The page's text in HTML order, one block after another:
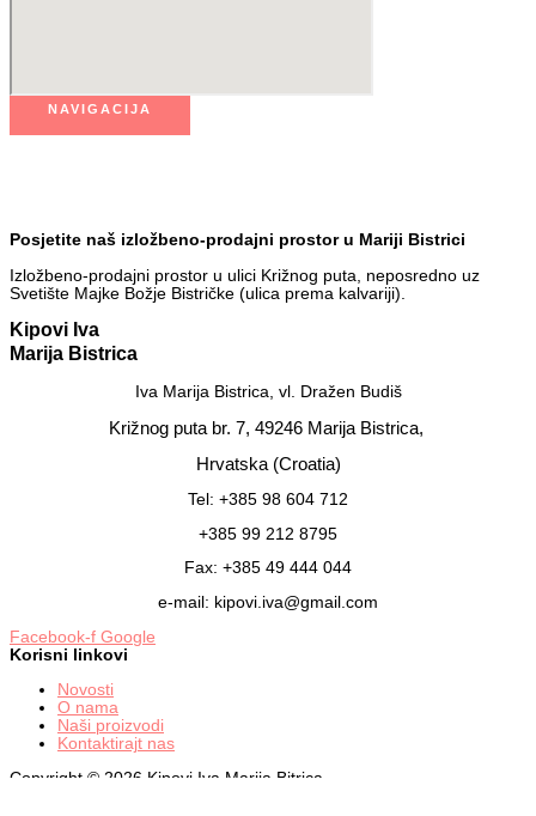
NAVIGACIJA
Posjetite naš izložbeno-prodajni prostor u Mariji Bistrici
Izložbeno-prodajni prostor u ulici Križnog puta, neposredno uz
Svetište Majke Božje Bistričke (ulica prema kalvariji).
Kipovi Iva
Marija Bistrica
Iva Marija Bistrica, vl. Dražen Budiš
Križnog puta br. 7, 49246 Marija Bistrica,
Hrvatska (Croatia)
Tel: +385 98 604 712
+385 99 212 8795
Fax: +385 49 444 044
e-mail: kipovi.iva@gmail.com
Facebook-f Google
Korisni linkovi
Novosti
O nama
Naši proizvodi
Kontaktirajt nas
Copyright © 2026 Kipovi Iva Marija Bitrica